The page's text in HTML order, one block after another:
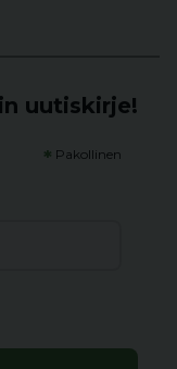
uutiskirje!
* Pakollinen